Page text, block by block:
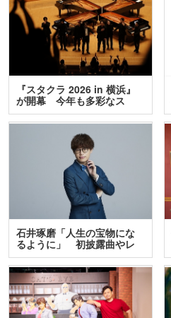
『スタクラ 2026 in 横浜』
が開幕 今年も多彩なス
テ…
石井琢磨「人生の宝物にな
るように」 初披露曲やレ
ア…